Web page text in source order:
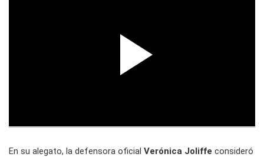
En su alegato, la defensora oficial Verónica Joliffe consideró